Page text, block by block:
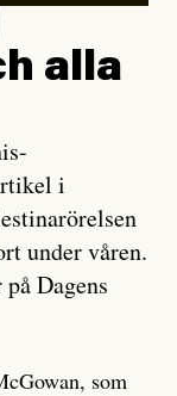
alla
i
under våren.
Dagens
som